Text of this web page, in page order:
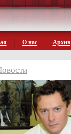
О нас Архив